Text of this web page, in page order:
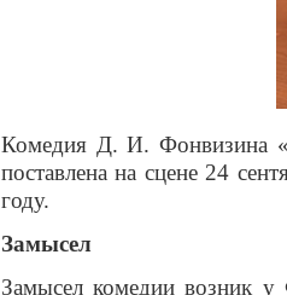
Комедия Д. И. Фонвизина
поставлена на сцене 24
году.
Замысел
Замысел комедии возник у